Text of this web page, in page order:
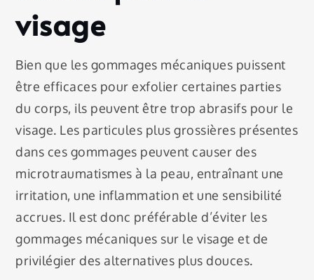
visage
Bien que les gommages mécaniques puissent
être efficaces pour exfolier certaines parties
du corps, ils peuvent être trop abrasifs pour le
visage. Les particules plus grossières présentes
dans ces gommages peuvent causer des
microtraumatismes à la peau, entraînant une
irritation, une inflammation et une sensibilité
accrues. Il est donc préférable d’éviter les
gommages mécaniques sur le visage et de
privilégier des alternatives plus douces.